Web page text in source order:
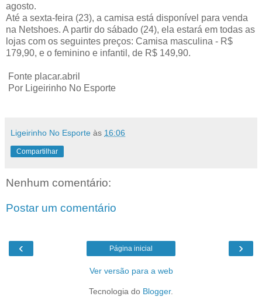
agosto.
Até a sexta-feira (23), a camisa está disponível para venda
na Netshoes. A partir do sábado (24), ela estará em todas as
lojas com os seguintes preços: Camisa masculina - R$
179,90, e o feminino e infantil, de R$ 149,90.
Fonte placar.abril
Por Ligeirinho No Esporte
Ligeirinho No Esporte às 16:06
Compartilhar
Nenhum comentário:
Postar um comentário
‹ ›
Página inicial
Ver versão para a web
Tecnologia do Blogger.